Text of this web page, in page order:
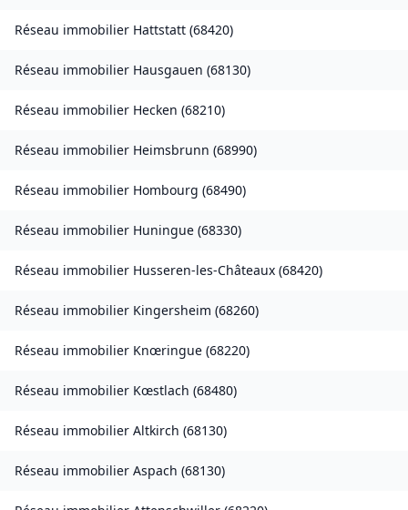
Réseau immobilier Hattstatt (68420)
Réseau immobilier Hausgauen (68130)
Réseau immobilier Hecken (68210)
Réseau immobilier Heimsbrunn (68990)
Réseau immobilier Hombourg (68490)
Réseau immobilier Huningue (68330)
Réseau immobilier Husseren-les-Châteaux (68420)
Réseau immobilier Kingersheim (68260)
Réseau immobilier Knœringue (68220)
Réseau immobilier Kœstlach (68480)
Réseau immobilier Altkirch (68130)
Réseau immobilier Aspach (68130)